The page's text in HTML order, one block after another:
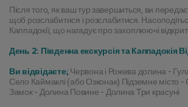
Після того, як ваш тур завершиться, ви
щоб розслабитися і розслабитися.
Каппадокії, що нагадує про захоплюючі
День 2: Південна екскурсія та Каппадокія
Ви відвідаєте; Червона і Рожева долина -
Село Каймаклі (або Озконак) Підземне місто
Замок - Долина Повине - Долина Три красуні